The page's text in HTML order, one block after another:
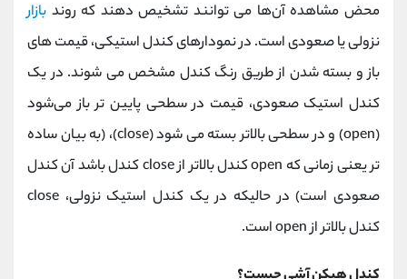
محض مشاهده آن‌ها می‌ توانند تشخیص دهند که روند بازار
نزولی یا صعودی است. در نمودارهای کندل‌ استیکی، قیمت‌ های
باز و بسته شدن از طریق رنگ کندل مشخص می‌ شوند. در یک
کندل‌ استیک صعودی، قیمت در سطحی پایین‌ تر باز می‌شود
(open) و در سطحی بالاتر بسته می‌ شود (close)، (به بیان ساده
تر یعنی زمانی که open کندل بالاتر از close کندل باشد آن کندل
صعودی است) در حالیکه در یک کندل‌ استیک نزولی، close
کندل بالاتر از open است.